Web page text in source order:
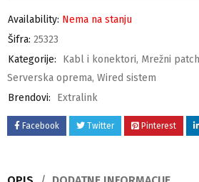
Availability: Nema na stanju
Šifra: 25323
Kategorije:
Kabl i konektori, Mrežni
Serverska oprema, Wired sistem
Brendovi:
Extralink
Facebook Twitter Pinterest